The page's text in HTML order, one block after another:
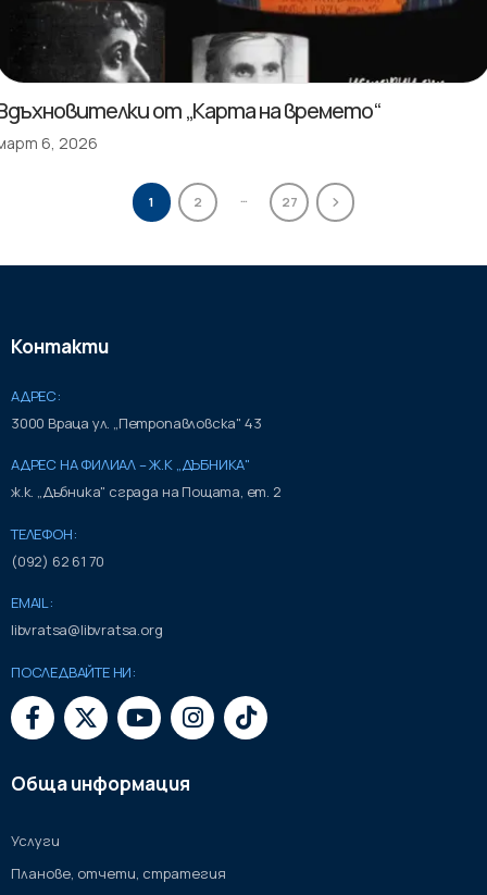
от „Карта на времето“
6, 2026
1 2 … 27
Контакти
АДРЕС:
3000 Враца ул. „Петропавловска" 43
АДРЕС НА ФИЛИАЛ – Ж.К „ДЪБНИКА"
ж.к. „Дъбника" сграда на Пощата, ет. 2
ТЕЛЕФОН:
(092) 62 61 70
EMAIL:
libvratsa@libvratsa.org
ПОСЛЕДВАЙТЕ НИ:
Обща информация
Услуги
Планове, отчети, стратегия